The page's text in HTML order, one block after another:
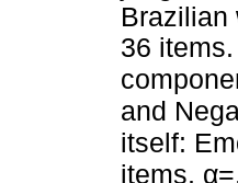
Brazilian
36
and
itself:
items, α